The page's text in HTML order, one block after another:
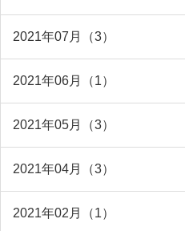
2021年07月（3）
2021年06月（1）
2021年05月（3）
2021年04月（3）
2021年02月（1）